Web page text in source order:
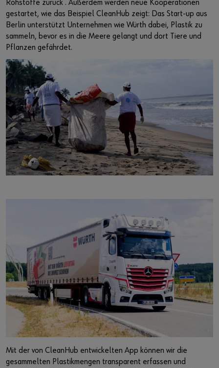
Rohstoffe zurück . Außerdem werden neue Kooperationen
gestartet, wie das Beispiel CleanHub zeigt: Das Start-up aus
Berlin unterstützt Unternehmen wie Würth dabei, Plastik zu
sammeln, bevor es in die Meere gelangt und dort Tiere und
Pflanzen gefährdet.
Mit der von CleanHub entwickelten App können wir die
gesammelten Plastikmengen transparent erfassen und